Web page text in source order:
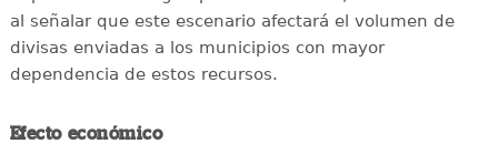
al señalar que este escenario afectará el volumen de
divisas enviadas a los municipios con mayor
dependencia de estos recursos.
Efecto económico